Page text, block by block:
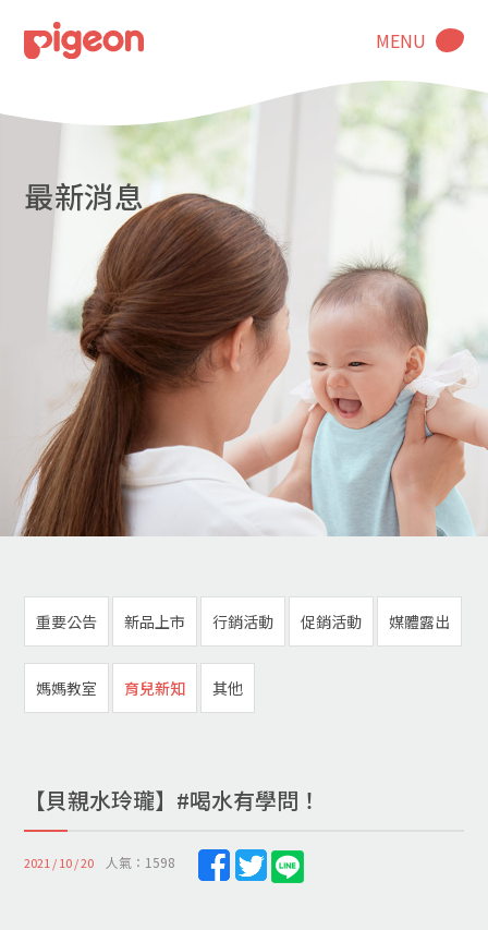
MENU
最新消息
重要公告 新品上市 行銷活動 促銷活動 媒體露出
媽媽教室 育兒新知 其他
【貝親水玲瓏】#喝水有學問！
2021 / 10 / 20 人氣：1598